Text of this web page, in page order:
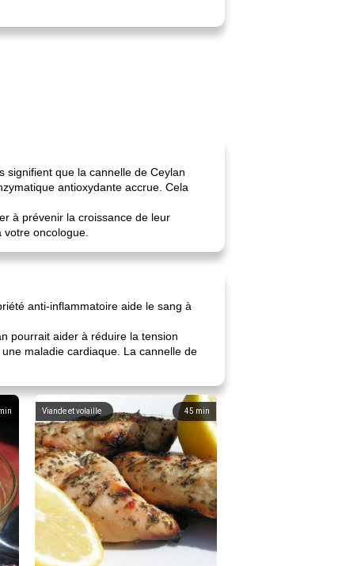
signifient que la cannelle de Ceylan
antioxydante accrue. Cela
à prévenir la croissance de leur
oncologue.
anti-inflammatoire aide le sang à
pourrait aider à réduire la tension
maladie cardiaque. La cannelle de
45 min
Viande et volaille